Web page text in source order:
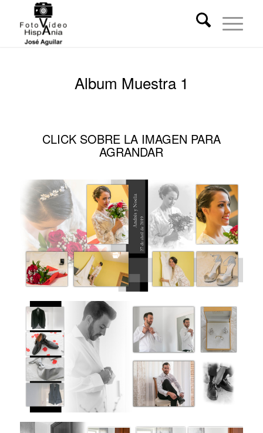
Album Muestra 1
CLICK SOBRE LA IMAGEN PARA
AGRANDAR